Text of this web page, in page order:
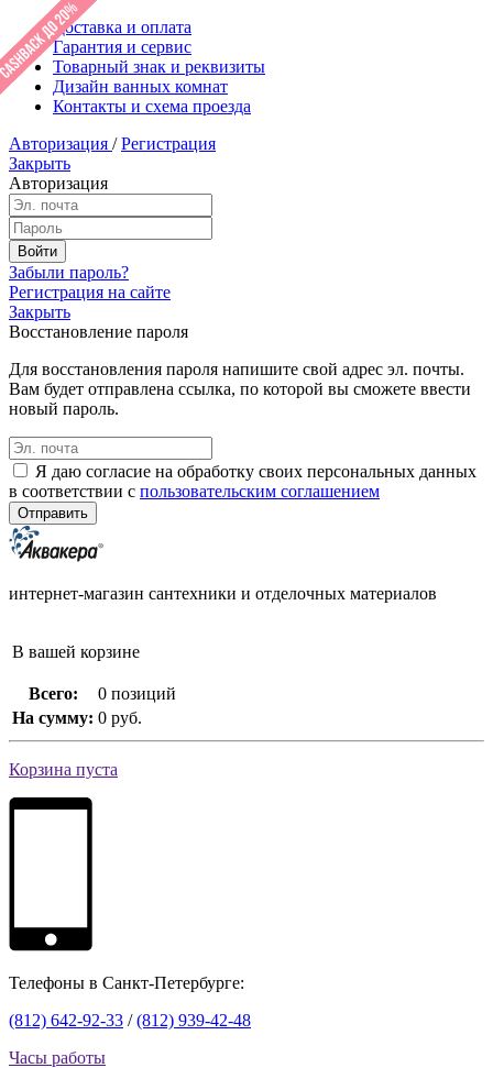
Доставка и оплата
Гарантия и сервис
Товарный знак и реквизиты
Дизайн ванных комнат
Контакты и схема проезда
Авторизация / Регистрация
Закрыть
Авторизация
Забыли пароль?
Регистрация на сайте
Закрыть
Восстановление пароля
Для восстановления пароля напишите свой адрес эл. почты.
Вам будет отправлена ссылка, по которой вы сможете ввести
новый пароль.
Я даю согласие на обработку своих персональных данных
в соответствии с пользовательским соглашением
интернет-магазин сантехники и отделочных материалов
В вашей корзине
Всего:
0 позиций
На сумму: 0 руб.
Корзина пуста
Телефоны в Санкт-Петербурге:
(812) 642-92-33 /(812) 939-42-48
Часы работы